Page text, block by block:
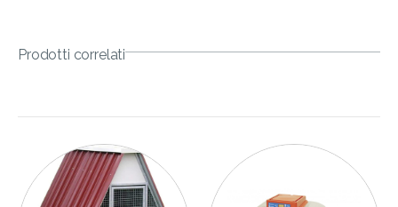
Prodotti correlati